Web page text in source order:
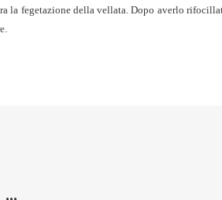
la fegetazione della vellata. Dopo averlo